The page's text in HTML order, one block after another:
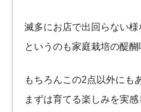
滅多にお店で出回らない様
というのも家庭栽培の醍醐
もちろんこの2点以外にも
まずは育てる楽しみを実